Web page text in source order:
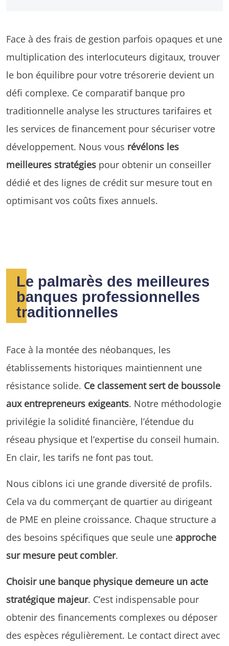
Face à des frais de gestion parfois opaques et une
multiplication des interlocuteurs digitaux, trouver
le bon équilibre pour votre trésorerie devient un
défi complexe. Ce comparatif banque pro
traditionnelle analyse les structures tarifaires et
les services de financement pour sécuriser votre
développement. Nous vous révélons les
meilleures stratégies pour obtenir un conseiller
dédié et des lignes de crédit sur mesure tout en
optimisant vos coûts fixes annuels.
Le palmarès des meilleures
banques professionnelles
traditionnelles
Face à la montée des néobanques, les
établissements historiques maintiennent une
résistance solide. Ce classement sert de boussole
aux entrepreneurs exigeants. Notre méthodologie
privilégie la solidité financière, l’étendue du
réseau physique et l’expertise du conseil humain.
En clair, les tarifs ne font pas tout.
Nous ciblons ici une grande diversité de profils.
Cela va du commerçant de quartier au dirigeant
de PME en pleine croissance. Chaque structure a
des besoins spécifiques que seule une approche
sur mesure peut combler.
Choisir une banque physique demeure un acte
stratégique majeur. C’est indispensable pour
obtenir des financements complexes ou déposer
des espèces régulièrement. Le contact direct avec